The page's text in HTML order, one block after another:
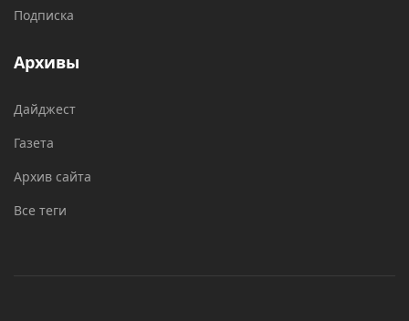
Подписка
Архивы
Дайджест
Газета
Архив сайта
Все теги